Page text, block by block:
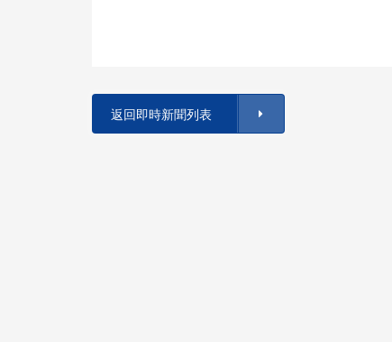
返回即時新聞列表